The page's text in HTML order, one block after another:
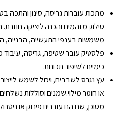
מתכות עוברות גריסה, סינון והתכה
סילוק מזהמים והכנה ליציקה
משמשות בענפי התעשייה, הבנייה,
פלסטיק עובר שטיפה, גריסה, עיבוד
כימיים לשיפור תכונות.
עץ נגרס לשבבים, ויכול לשמש
או חומר מילוי.שמנים וסוללות
מסוכן, שם הם עוברים פירוק או